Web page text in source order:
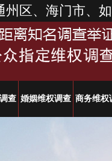
区、海门市、
查 婚姻维权调查 商务维权